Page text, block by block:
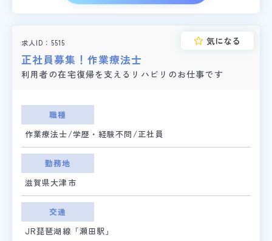
求人ID 5515
正社員募集！作業療法士
利用者の在宅復帰を支えるリハビリのお仕事です
気になる
職種
作業療法士/学歴・経験不問/正社員
勤務地
滋賀県大津市
交通
JR琵琶湖線「瀬田駅」